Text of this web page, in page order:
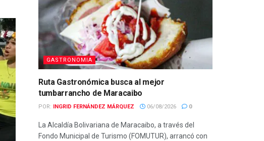
GASTRONOMIA
Ruta Gastronómica busca al mejor
tumbarrancho de Maracaibo
POR: INGRID FERNÁNDEZ MÁRQUEZ 06/08/2026 0
La Alcaldía Bolivariana de Maracaibo, a través del
Fondo Municipal de Turismo (FOMUTUR), arrancó con